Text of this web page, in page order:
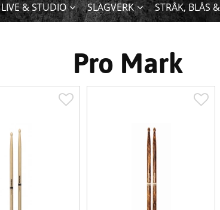
LIVE & STUDIO SLAGVERK STRÅK, BLÅS
Pro Mark